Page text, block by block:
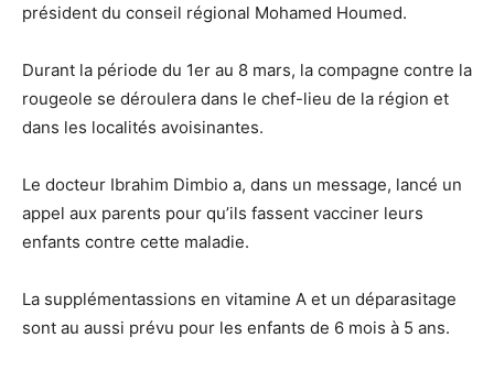
président du conseil régional Mohamed Houmed.
Durant la période du 1er au 8 mars, la compagne contre la
rougeole se déroulera dans le chef-lieu de la région et
dans les localités avoisinantes.
Le docteur Ibrahim Dimbio a, dans un message, lancé un
appel aux parents pour qu’ils fassent vacciner leurs
enfants contre cette maladie.
La supplémentassions en vitamine A et un déparasitage
sont au aussi prévu pour les enfants de 6 mois à 5 ans.